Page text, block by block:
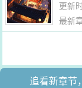
更新
最新
追看新章节